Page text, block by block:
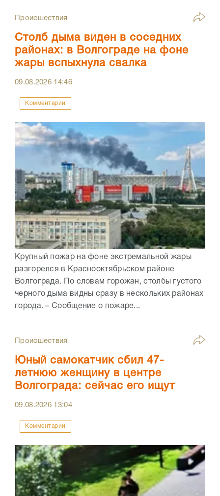
Происшествия
Столб дыма виден в соседних
районах: в Волгограде на фоне
жары вспыхнула свалка
09.08.2026 14:46
Комментарии
Крупный пожар на фоне экстремальной жары
разгорелся в Краснооктябрьском районе
Волгограда. По словам горожан, столбы густого
черного дыма видны сразу в нескольких районах
города. – Сообщение о пожаре...
Происшествия
Юный самокатчик сбил 47-
летнюю женщину в центре
Волгограда: сейчас его ищут
09.08.2026 13:04
Комментарии